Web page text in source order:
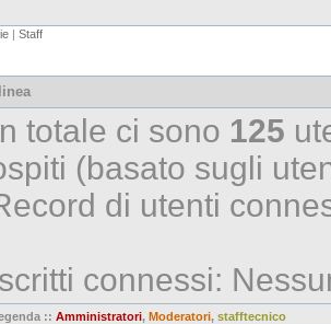
| Staff
totale ci sono 125
(basato sugli
di utenti
connessi:
:: Amministratori, Moderatori, stafftecnico